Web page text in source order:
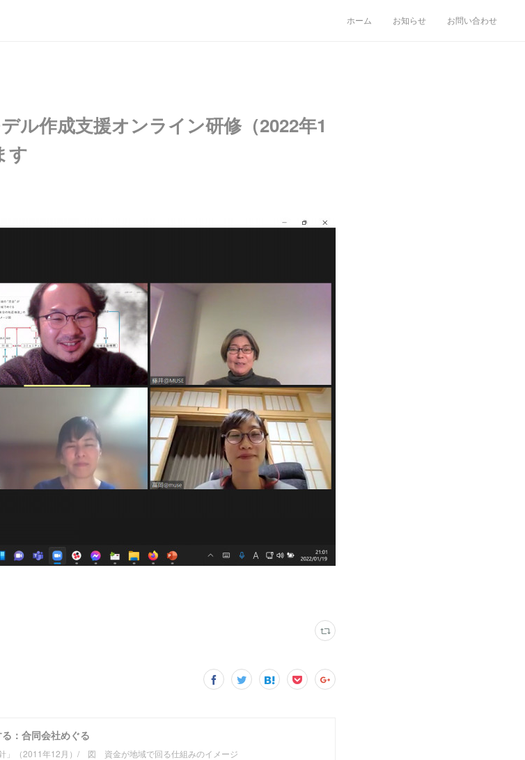
ホーム お知らせ お問い合わせ
ル作成支援オンライン研修（2022年1
す
：合同会社めぐる
」（2011年12月）/ 図 資金が地域で回る仕組みのイメージ